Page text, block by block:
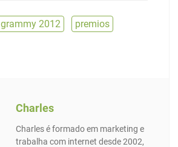
grammy 2012 premios
Charles
Charles é formado em marketing e
trabalha com internet desde 2002,